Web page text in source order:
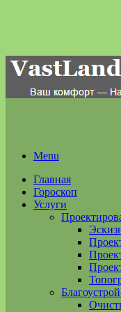
Menu
Главная
Гороскоп
Услуги